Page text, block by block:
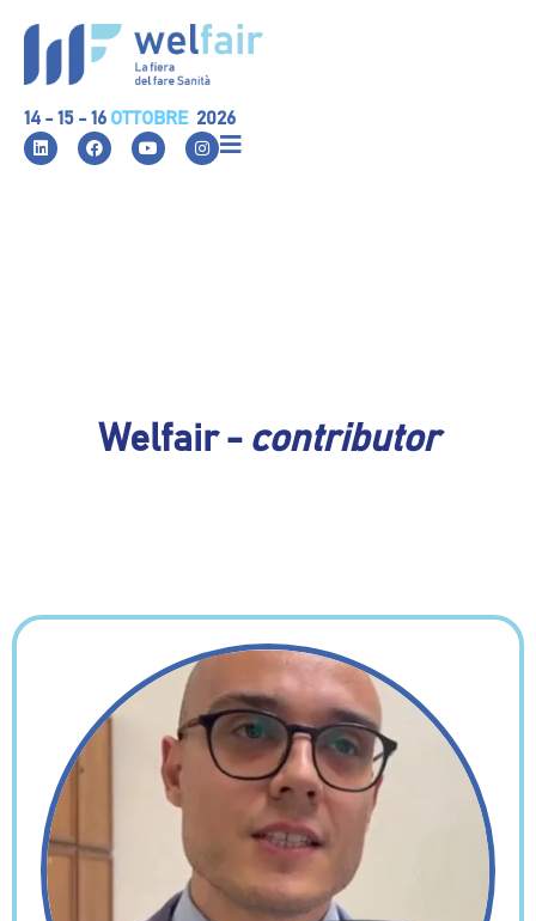
14 - 15 - 16 OTTOBRE 2026
Welfair -contributor